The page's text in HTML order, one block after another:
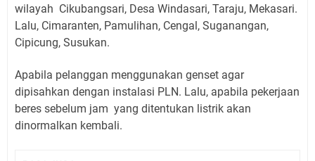
wilayah Cikubangsari, Desa Windasari, Taraju, Mekasari.
Lalu, Cimaranten, Pamulihan, Cengal, Suganangan,
Cipicung, Susukan.
Apabila pelanggan menggunakan genset agar
dipisahkan dengan instalasi PLN. Lalu, apabila pekerjaan
beres sebelum jam yang ditentukan listrik akan
dinormalkan kembali.